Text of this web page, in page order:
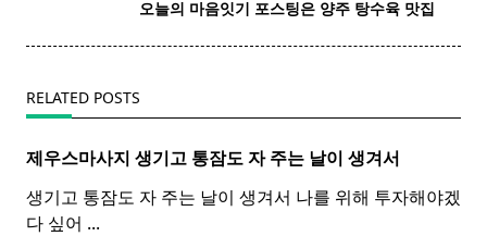
text">Page</span>
오늘의 마음잇기 포스팅은 양주 탕수육 맛집
RELATED POSTS
제우스마사지 생기고 통잠도 자 주는 날이 생겨서
생기고 통잠도 자 주는 날이 생겨서 나를 위해 투자해야겠
다 싶어 ...